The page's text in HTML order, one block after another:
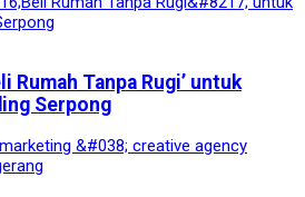
Rumah Tanpa Rugi’ untuk
Serpong